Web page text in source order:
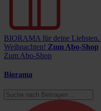
BIORAMA für deine Liebsten.
Weihnachten! Zum Abo-Shop
Zum Abo-Shop
Biorama